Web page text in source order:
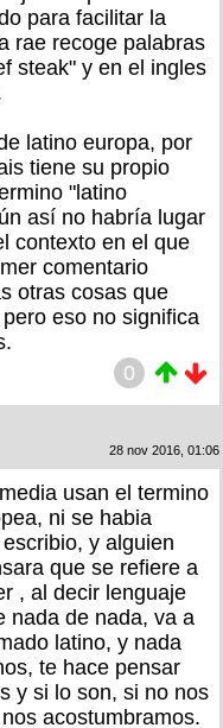
para facilitar la
rae recoge palabras
steak" y en el ingles
latino europa, por
tiene su propio
"latino
así no habría lugar
contexto en el que
comentario
otras cosas que
eso no significa
0
28 nov 2016, 01:06
usan el termino
ni se habia
y alguien
que se refiere a
, al decir lenguaje
nada de nada, va a
latino, y nada
te hace pensar
y si lo son, si no nos
acostumbramos.